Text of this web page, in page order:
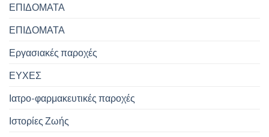
ΕΠΙΔΟΜΑΤΑ
ΕΠΙΔΟΜΑΤΑ
Εργασιακές παροχές
ΕΥΧΕΣ
Ιατρο-φαρμακευτικές παροχές
Ιστορίες Ζωής